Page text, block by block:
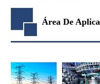
Área De